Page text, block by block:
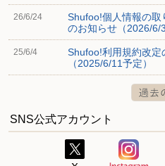
26/6/24
Shufoo!個人情報の取
のお知らせ（2026/6/
25/6/4
Shufoo!利用規約改定
（2025/6/11予定）
SNS公式アカウント